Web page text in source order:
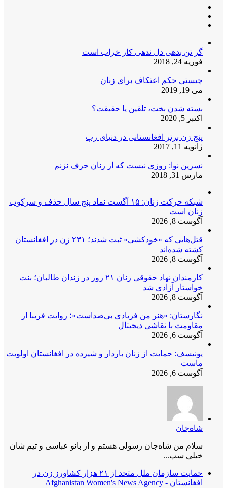
گر تن بدهی دل ندهی کار خراب است
فوریه 24, 2018
چیستی حکم اعتکاف برای زنان
می 19, 2019
بسته شدن بخت، تلقین یا حقیقت؟
اکتبر 5, 2020
پنج زن برتر افغانستانی در دنیای رپ
ژانویه 11, 2017
نسرین نوا: روزی نیست که از زنان حرف نزنم
مارس 31, 2018
شبکه حرکت زنان: ۱۵ آگست نماد پنج سال حذف و سرکوب
زنان است
آگوست 8, 2026
قتل‌هایی که «خودکشی» ثبت شدند؛ ۲۳۱ زن در افغانستان
کشته شده‌اند
آگوست 8, 2026
کارمندان نهاد حقوقی زنان ۲۱ روز در زندان طالبان؛ بنت
خواستار آزادی شد
آگوست 8, 2026
نگارستان: «هنر من فریادی بی‌صداست»؛ روایت فریبا از
مقاومت با نقاشی دیجیتال
آگوست 6, 2026
یونیسف: حمایت از زنان باردار و شیرده در افغانستان اولویت
ماست
آگوست 6, 2026
شاه‌جان
سلام من شاه‌جان رسولی هستم و از بانو عباسی و تیم شان
خیلی سپ...
حمایت سازمان ملل متحد از ۲۱ هزار کشاورز زن در
افغانستان - Afghanistan Women's News Agency